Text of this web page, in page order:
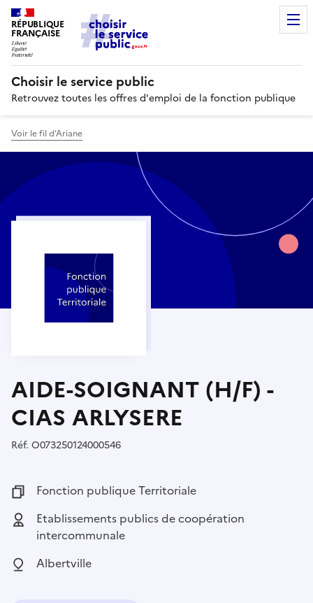
RÉPUBLIQUE
FRANÇAISE
Choisir le service public
Retrouvez toutes les offres d'emploi de la fonction publique
Voir le fil d’Ariane
AIDE-SOIGNANT (H/F) -
CIAS ARLYSERE
Réf. Référence :
O073250124000546
Fonction publique :
Fonction publique Territoriale
Employeur :
Etablissements publics de coopération
intercommunale
Localisation :
Albertville